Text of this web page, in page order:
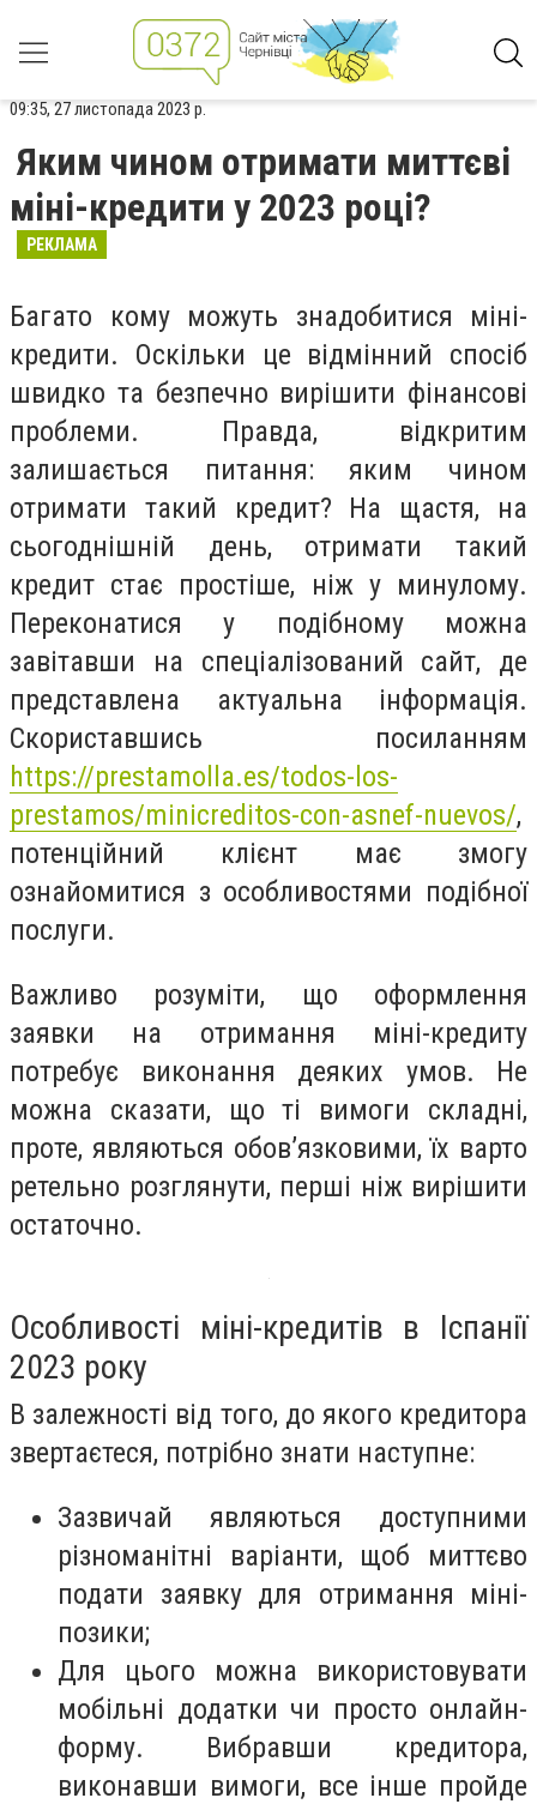
09:35, 27 листопада 2023 р.
Яким чином отримати миттєві
міні-кредити у 2023 році?
РЕКЛАМА
Багато кому можуть знадобитися міні-
кредити. Оскільки це відмінний спосіб
швидко та безпечно вирішити фінансові
проблеми. Правда, відкритим
залишається питання: яким чином
отримати такий кредит? На щастя, на
сьогоднішній день, отримати такий
кредит стає простіше, ніж у минулому.
Переконатися у подібному можна
завітавши на спеціалізований сайт, де
представлена актуальна інформація.
Скориставшись посиланням
https://prestamolla.es/todos-los-
prestamos/minicreditos-con-asnef-nuevos/,
потенційний клієнт має змогу
ознайомитися з особливостями подібної
послуги.
Важливо розуміти, що оформлення
заявки на отримання міні-кредиту
потребує виконання деяких умов. Не
можна сказати, що ті вимоги складні,
проте, являються обов’язковими, їх варто
ретельно розглянути, перші ніж вирішити
остаточно.
Особливості міні-кредитів в Іспанії
2023 року
В залежності від того, до якого кредитора
звертаєтеся, потрібно знати наступне:
Зазвичай являються доступними
різноманітні варіанти, щоб миттєво
подати заявку для отримання міні-
позики;
Для цього можна використовувати
мобільні додатки чи просто онлайн-
форму. Вибравши кредитора,
виконавши вимоги, все інше пройде